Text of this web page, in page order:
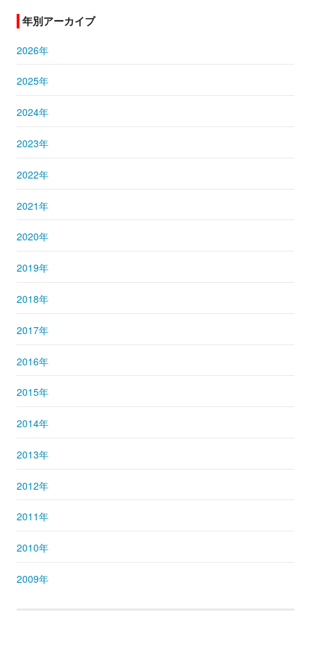
年別アーカイブ
2026年
2025年
2024年
2023年
2022年
2021年
2020年
2019年
2018年
2017年
2016年
2015年
2014年
2013年
2012年
2011年
2010年
2009年